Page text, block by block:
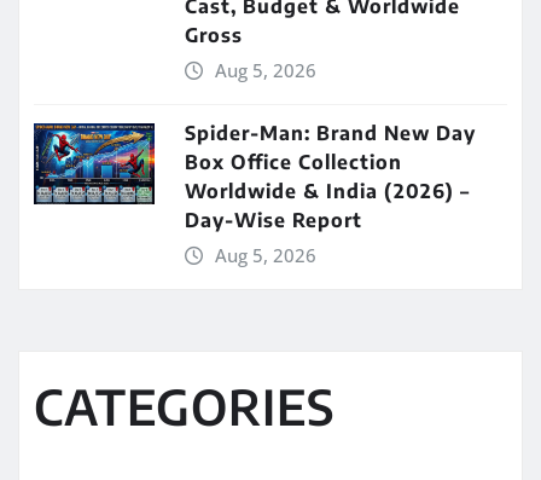
Cast, Budget & Worldwide
Gross
Aug 5, 2026
Spider-Man: Brand New Day
Box Office Collection
Worldwide & India (2026) –
Day-Wise Report
Aug 5, 2026
CATEGORIES